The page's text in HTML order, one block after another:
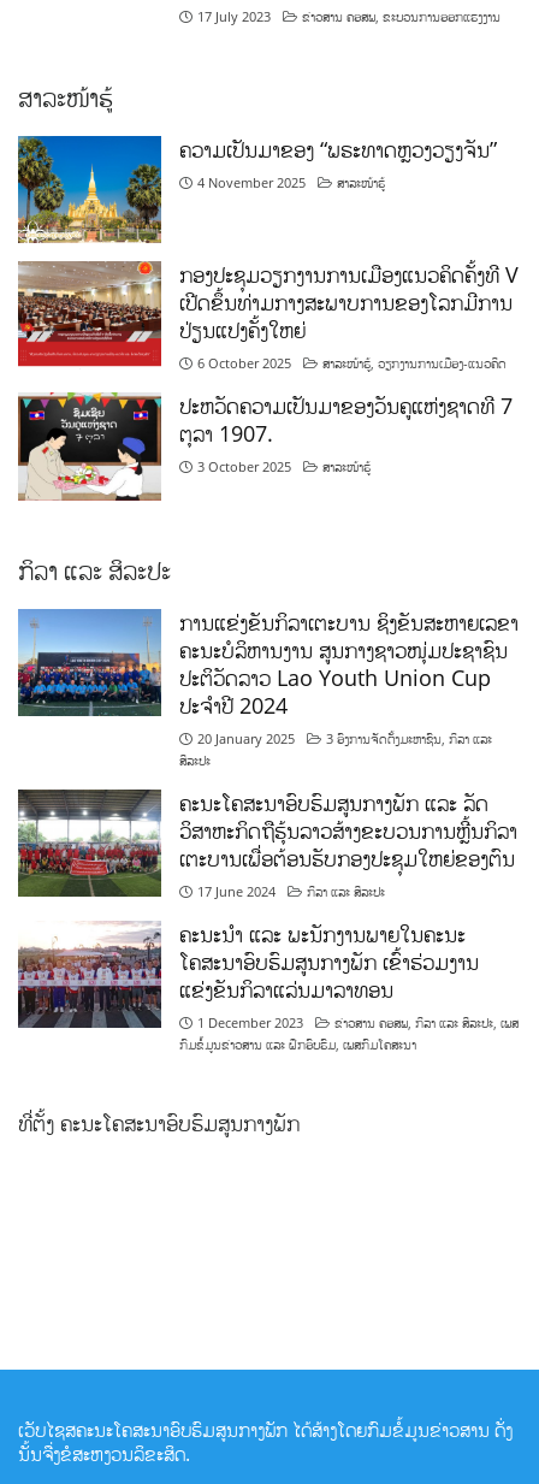
17 July 2023 ຂ່າວສານ ຄອສພ,ຂະບວນການອອກແຮງງານ
ສາລະໜ້າຮູ້
ຄວາມເປັນມາຂອງ “ພຣະທາດຫຼວງວຽງຈັນ”
4 November 2025 ສາລະໜ້າຮູ້
ກອງປະຊຸມວຽກງານການເມືອງແນວຄິດຄັ້ງທີ V
ເປີດຂຶ້ນທ່າມກາງສະພາບການຂອງໂລກມີການ
ປ່ຽນແປງຄັ້ງໃຫຍ່
6 October 2025 ສາລະໜ້າຮູ້,ວຽກງານການເມືອງ-ແນວຄິດ
ປະຫວັດຄວາມເປັນມາຂອງວັນຄູແຫ່ງຊາດທີ 7
ຕຸລາ 1907.
3 October 2025 ສາລະໜ້າຮູ້
ກິລາ ແລະ ສິລະປະ
ການແຂ່ງຂັນກິລາເຕະບານ ຊິງຂັນສະຫາຍເລຂາ
ຄະນະບໍລິຫານງານ ສູນກາງຊາວໜຸ່ມປະຊາຊົນ
ປະຕິວັດລາວ Lao Youth Union Cup
ປະຈຳປີ 2024
20 January 2025 3 ອົງການຈັດຕັ້ງມະຫາຊົນ ,ກິລາ ແລະ
ສິລະປະ
ຄະນະໂຄສະນາອົບຮົມສູນກາງພັກ ແລະ ລັດ
ວິສາຫະກິດຖືຮຸ້ນລາວສ້າງຂະບວນການຫຼີ້ນກິລາ
ເຕະບານເພື່ອຕ້ອນຮັບກອງປະຊຸມໃຫຍ່ຂອງຕົນ
17 June 2024 ກິລາ ແລະ ສິລະປະ
ຄະນະນຳ ແລະ ພະນັກງານພາຍໃນຄະນະ
ໂຄສະນາອົບຮົມສູນກາງພັກ ເຂົ້າຮ່ວມງານ
ແຂ່ງຂັນກິລາແລ່ນມາລາທອນ
1 December 2023 ຂ່າວສານ ຄອສພ ,ກິລາ ແລະ ສິລະປະ ,ເພສ
ກົມຂໍ້ມູນຂ່າວສານ ແລະ ຝຶກອົບຮົມ ,ເພສກົມໂຄສະນາ
ທີ່ຕັ້ງ ຄະນະໂຄສະນາອົບຮົມສູນກາງພັກ
ເວັບໄຊສຄະນະໂຄສະນາອົບຮົມສູນກາງພັກ ໄດ້ສ້າງໂດຍກົມຂໍ້ມູນຂ່າວສານ ດັ່ງ
ນັ້ນຈື່ງຂໍສະຫງວນລິຂະສິດ.